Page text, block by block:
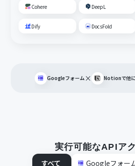
Cohere DeepL
Dify DocsFold
Googleフォーム× Notionで他
実行可能なAPIア
すべて
Googleフォー